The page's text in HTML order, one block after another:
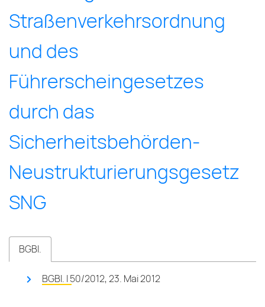
Straßen­ver­kehr­sord­nung
und des
Führer­schein­gesetzes
durch das
Sicher­heits­behörden-
Neu­struk­tur­ier­ungs­gesetz
SNG
BGBl.
BGBl. I 50/2012, 23. Mai 2012